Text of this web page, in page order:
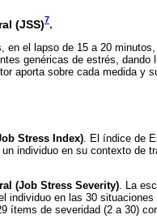
(JSS)7.
en el lapso de 15 a 20
genéricas de estrés,
aporta sobre cada medida y
Stress Index) . El índice de
individuo en su contexto de
(Job Stress Severity). La
individuo en las 30
ítems de severidad (2 a 30)